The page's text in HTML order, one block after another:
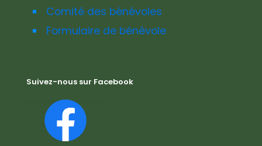
Comité des bénévoles
Formulaire de bénévole
Suivez-nous sur Facebook